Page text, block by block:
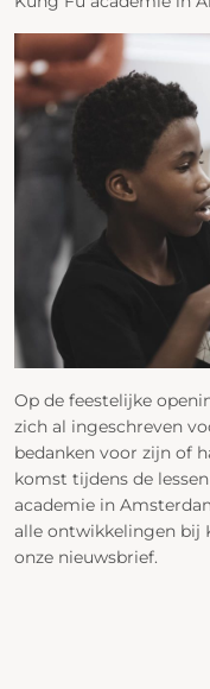
Op de feestelijke
zich al ingeschreven
bedanken voor zijn of
komst tijdens de
academie in
alle ontwikkelingen bij
onze nieuwsbrief.